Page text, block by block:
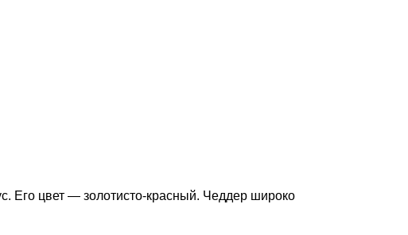
Его цвет — золотисто-красный. Чеддер широко